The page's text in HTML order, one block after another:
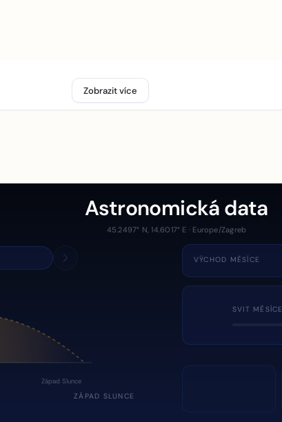
Zobrazit více
Astronomická data
45.2497° N, 14.6017° E · Europe/Zagreb
Západ Slunce
ZÁPAD SLUNCE
VÝCHOD MĚSÍCE
SVIT MĚSÍCE